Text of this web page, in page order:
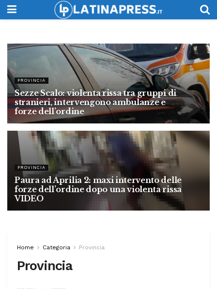
PROVINCIA
Sezze Scalo: violenta rissa tra gruppi di
stranieri, intervengono ambulanze e
forze dell’ordine
PROVINCIA
Paura ad Aprilia 2: maxi intervento delle
forze dell’ordine dopo una violenta rissa
VIDEO
Home Categoria Provincia
Provincia